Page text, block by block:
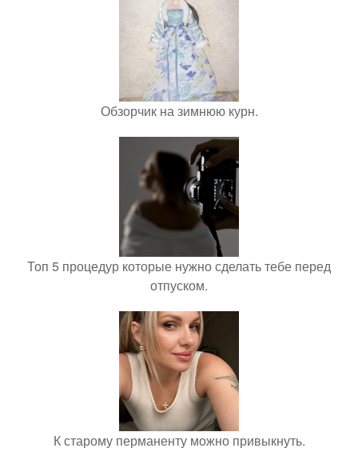
Обзорчик на зимнюю курн.
Топ 5 процедур которые нужно сделать тебе перед
отпуском.
К старому перманенту можно привыкнуть.